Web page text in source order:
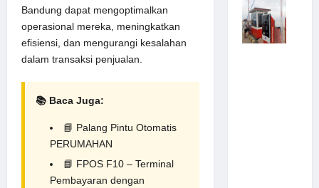
Bandung dapat mengoptimalkan
operasional mereka, meningkatkan
efisiensi, dan mengurangi kesalahan
dalam transaksi penjualan.
📚 Baca Juga:
📘 Palang Pintu Otomatis
PERUMAHAN
📘 FPOS F10 – Terminal
Pembayaran dengan